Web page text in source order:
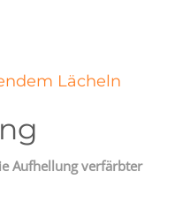
Lächeln
Aufhellung verfärbter